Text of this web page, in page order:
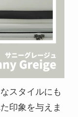
スタイルにも
印象を与えま